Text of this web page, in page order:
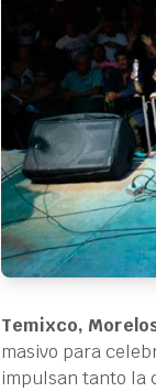
Temixco,
masivo para
impulsan tanto la